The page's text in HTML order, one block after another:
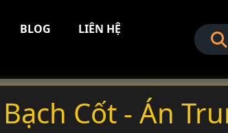
BLOG LIÊN HỆ
Cốt - Án